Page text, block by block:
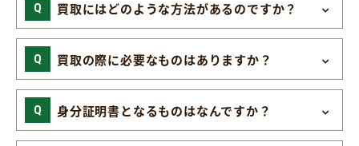
買取にはどのような方法があるのですか？
買取の際に必要なものはありますか？
身分証明書となるものはなんですか？